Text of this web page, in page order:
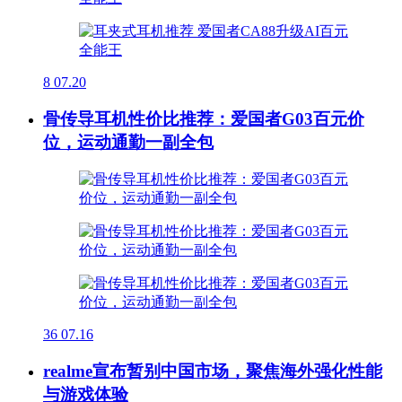
8 07.20
骨传导耳机性价比推荐：爱国者G03百元价
位，运动通勤一副全包
36 07.16
realme宣布暂别中国市场，聚焦海外强化性能
与游戏体验